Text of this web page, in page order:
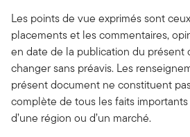
Les points de vue exprimés sont
placements et les commentaires,
en date de la publication du
changer sans préavis. Les
présent document ne constituent
complète de tous les faits importants
d’une région ou d’un marché.